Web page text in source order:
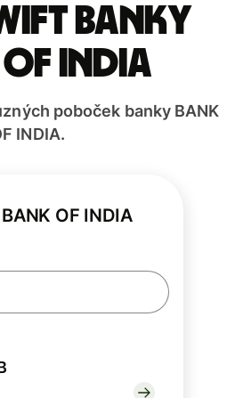
banky
INDIA
poboček banky BANK
INDIA.
OF INDIA